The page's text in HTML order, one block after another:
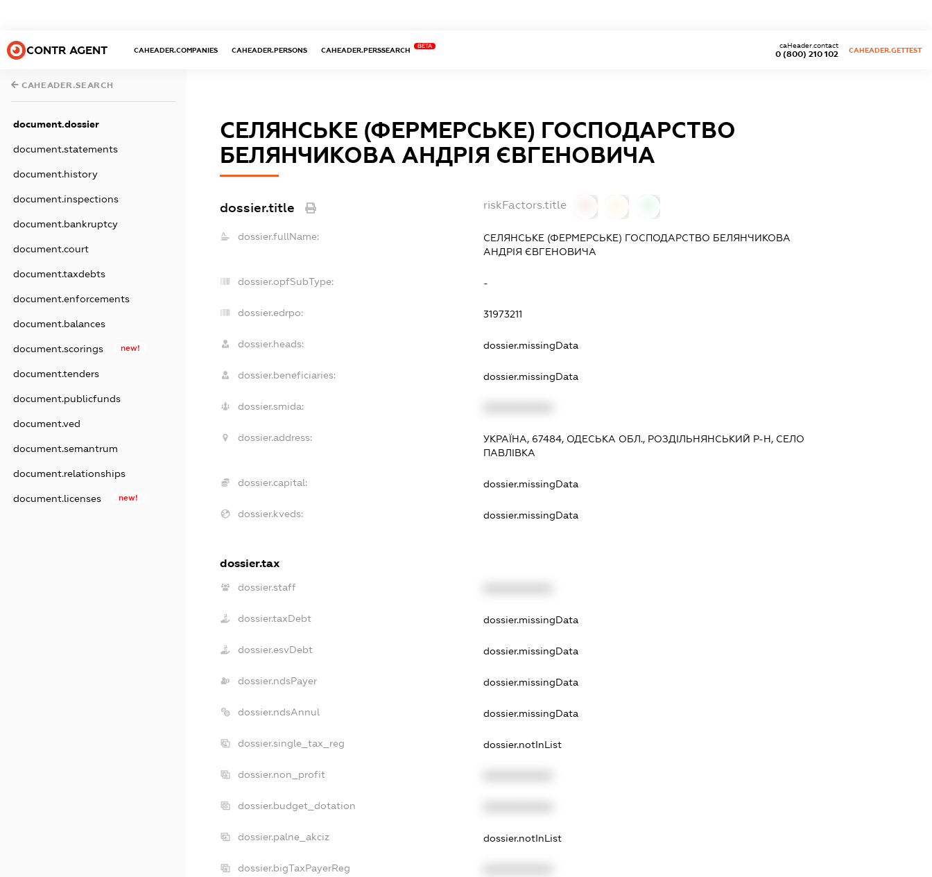
CONTR AGENT CAHEADER.COMPANIES CAHEADER.PERSONS CAHEADER.PERSSEARCH
BETA
0 (800) 210 102
caHeader.contact
CAHEADER.GETTEST
CAHEADER.SEARCH
document.dossier
document.statements
document.history
document.inspections
document.bankruptcy
document.court
document.taxdebts
document.enforcements
document.balances
document.scorings new!
document.tenders
document.publicfunds
document.ved
document.semantrum
document.relationships
document.licenses new!
СЕЛЯНСЬКЕ (ФЕРМЕРСЬКЕ) ГОСПОДАРСТВО
БЕЛЯНЧИКОВА АНДРІЯ ЄВГЕНОВИЧА
dossier.title riskFactors.title
dossier.fullName:
СЕЛЯНСЬКЕ (ФЕРМЕРСЬКЕ) ГОСПОДАРСТВО БЕЛЯНЧИКОВА
АНДРІЯ ЄВГЕНОВИЧА
dossier.opfSubType: -
dossier.edrpo: 31973211
dossier.heads: dossier.missingData
dossier.beneficiaries: dossier.missingData
dossier.smida:
dossier.address:
УКРАЇНА, 67484, ОДЕСЬКА ОБЛ., РОЗДІЛЬНЯНСЬКИЙ Р-Н, СЕЛО
ПАВЛІВКА
dossier.capital: dossier.missingData
dossier.kveds: dossier.missingData
dossier.tax
dossier.staff
dossier.taxDebt dossier.missingData
dossier.esvDebt dossier.missingData
dossier.ndsPayer dossier.missingData
dossier.ndsAnnul dossier.missingData
dossier.single_tax_reg dossier.notInList
dossier.non_profit
dossier.budget_dotation
dossier.palne_akciz dossier.notInList
dossier.bigTaxPayerReg